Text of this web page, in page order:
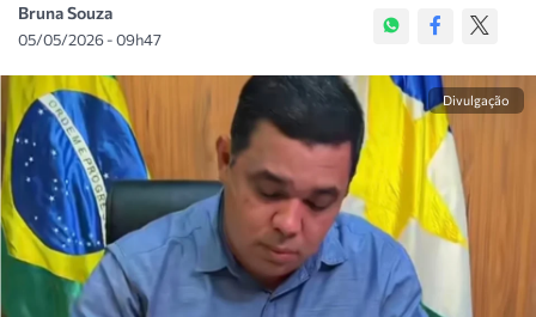
Bruna Souza
05/05/2026 - 09h47
Divulgação